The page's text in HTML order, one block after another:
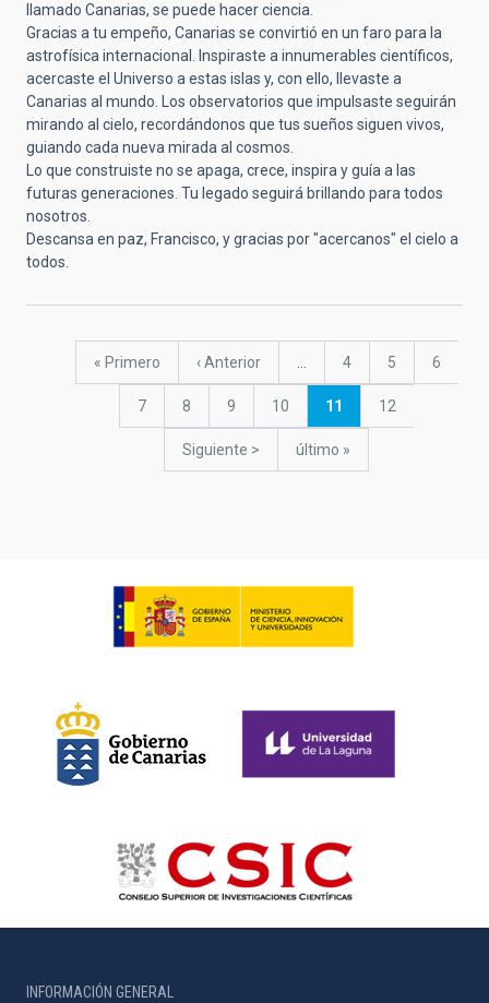
llamado Canarias, se puede hacer ciencia.
Gracias a tu empeño, Canarias se convirtió en un faro para la
astrofísica internacional. Inspiraste a innumerables científicos,
acercaste el Universo a estas islas y, con ello, llevaste a
Canarias al mundo. Los observatorios que impulsaste seguirán
mirando al cielo, recordándonos que tus sueños siguen vivos,
guiando cada nueva mirada al cosmos.
Lo que construiste no se apaga, crece, inspira y guía a las
futuras generaciones. Tu legado seguirá brillando para todos
nosotros.
Descansa en paz, Francisco, y gracias por "acercanos" el cielo a
todos.
PaginaciónPrimera
« Primero
Página
‹ Anterior … Página
4 Página
5 Página
6
Página
7 Página
8 Página
9 Página
10
Página
11 Página
12
Siguiente
Siguiente >
última
último »
INFORMACIÓN GENERAL